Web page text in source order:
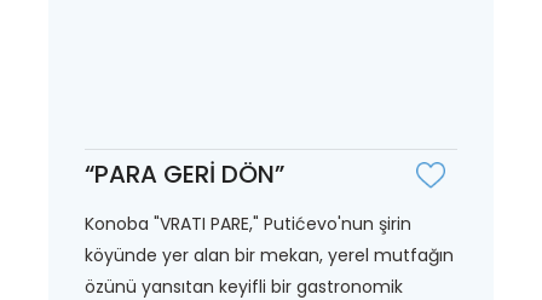
“PARA GERİ DÖN”
Konoba "VRATI PARE," Putićevo'nun şirin
köyünde yer alan bir mekan, yerel mutfağın
özünü yansıtan keyifli bir gastronomik